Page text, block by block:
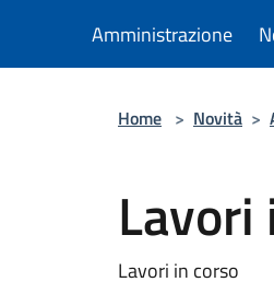
Amministrazione
Home > Novità >
Lavori
Lavori in corso